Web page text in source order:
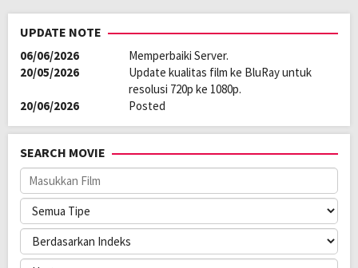
UPDATE NOTE
06/06/2026
Memperbaiki Server.
20/05/2026
Update kualitas film ke BluRay untuk
resolusi 720p ke 1080p.
20/06/2026
Posted
SEARCH MOVIE